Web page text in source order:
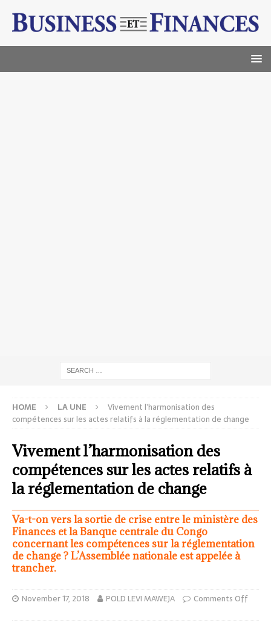
HOME LA UNE
Vivement l’harmonisation des
compétences sur les actes relatifs à la réglementation de change
Vivement l’harmonisation des
compétences sur les actes relatifs à
la réglementation de change
Va-t-on vers la sortie de crise entre le ministère des
Finances et la Banque centrale du Congo
concernant les compétences sur la réglementation
de change ? L’Assemblée nationale est appelée à
trancher.
November 17, 2018 POLD LEVI MAWEJA Comments Off